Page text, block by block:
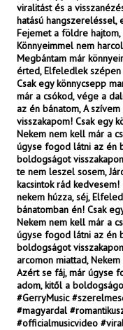
viralitást és a
hatású hangszereléssel,
Fejemet a földre
Könnyeimmel nem
Megbántam már
érted, Elfeledlek szépen
Csak egy könnycsepp
már a csókod, vége a
az én bánatom, A
visszakapom! Csak egy
Nekem nem kell már a
úgyse fogod látni az én
boldogságot
te nem leszel sosem,
kacsintok rád kedvesem!
nekem húzza, séj,
bánatomban én! Csak
Nekem nem kell már a
úgyse fogod látni az én
boldogságot
arcomon miattad,
Azért se fáj, már úgyse
adom, kitől a
#GerryMusic
#magyardal
#officialmusicvideo